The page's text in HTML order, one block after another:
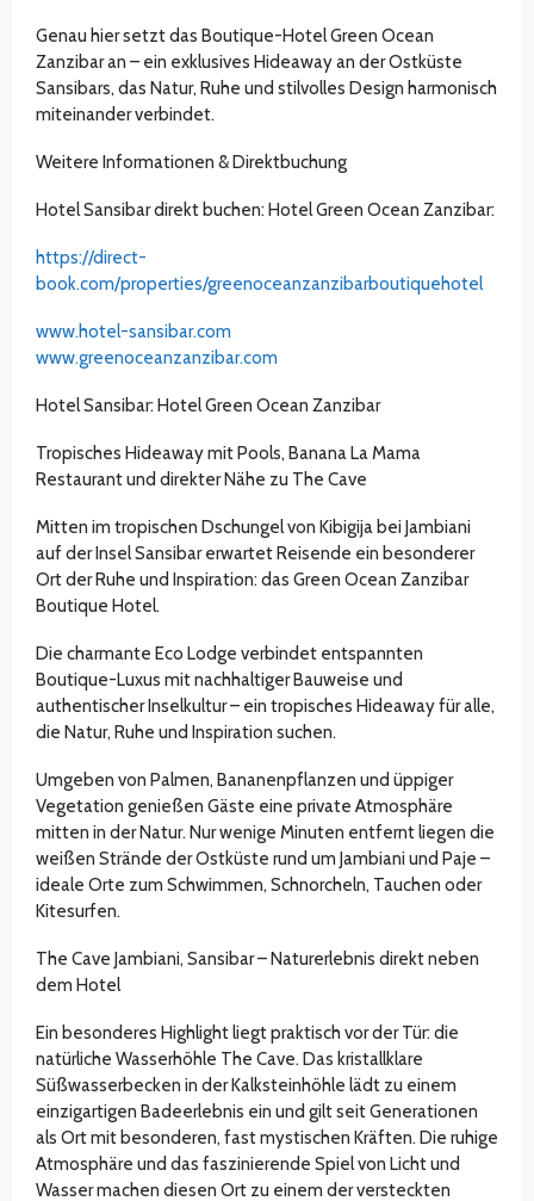
Genau hier setzt das Boutique-Hotel Green Ocean
Zanzibar an – ein exklusives Hideaway an der Ostküste
Sansibars, das Natur, Ruhe und stilvolles Design harmonisch
miteinander verbindet.
Weitere Informationen & Direktbuchung
Hotel Sansibar direkt buchen: Hotel Green Ocean Zanzibar:
https://direct-
book.com/properties/greenoceanzanzibarboutiquehotel
www.hotel-sansibar.com
www.greenoceanzanzibar.com
Hotel Sansibar: Hotel Green Ocean Zanzibar
Tropisches Hideaway mit Pools, Banana La Mama
Restaurant und direkter Nähe zu The Cave
Mitten im tropischen Dschungel von Kibigija bei Jambiani
auf der Insel Sansibar erwartet Reisende ein besonderer
Ort der Ruhe und Inspiration: das Green Ocean Zanzibar
Boutique Hotel.
Die charmante Eco Lodge verbindet entspannten
Boutique-Luxus mit nachhaltiger Bauweise und
authentischer Inselkultur – ein tropisches Hideaway für alle,
die Natur, Ruhe und Inspiration suchen.
Umgeben von Palmen, Bananenpflanzen und üppiger
Vegetation genießen Gäste eine private Atmosphäre
mitten in der Natur. Nur wenige Minuten entfernt liegen die
weißen Strände der Ostküste rund um Jambiani und Paje –
ideale Orte zum Schwimmen, Schnorcheln, Tauchen oder
Kitesurfen.
The Cave Jambiani, Sansibar – Naturerlebnis direkt neben
dem Hotel
Ein besonderes Highlight liegt praktisch vor der Tür: die
natürliche Wasserhöhle The Cave. Das kristallklare
Süßwasserbecken in der Kalksteinhöhle lädt zu einem
einzigartigen Badeerlebnis ein und gilt seit Generationen
als Ort mit besonderen, fast mystischen Kräften. Die ruhige
Atmosphäre und das faszinierende Spiel von Licht und
Wasser machen diesen Ort zu einem der versteckten